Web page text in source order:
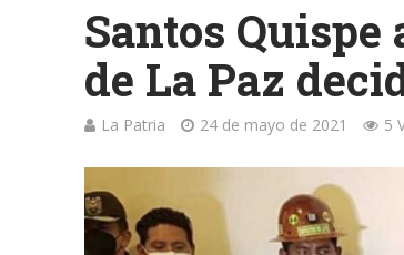
Santos
de La Paz
La Patria 24 de mayo de 2021 5